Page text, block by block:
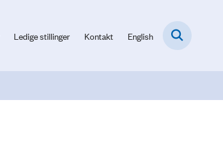
Ledige stillinger Kontakt English